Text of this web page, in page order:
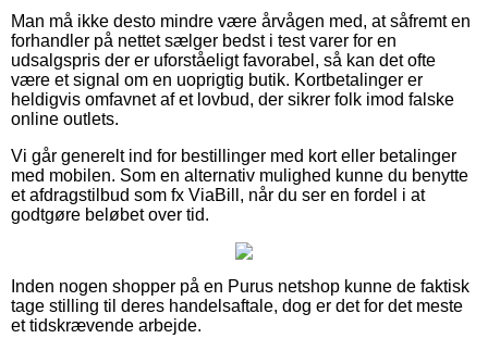
Man må ikke desto mindre være årvågen med, at såfremt en
forhandler på nettet sælger bedst i test varer for en
udsalgspris der er uforståeligt favorabel, så kan det ofte
være et signal om en uoprigtig butik. Kortbetalinger er
heldigvis omfavnet af et lovbud, der sikrer folk imod falske
online outlets.
Vi går generelt ind for bestillinger med kort eller betalinger
med mobilen. Som en alternativ mulighed kunne du benytte
et afdragstilbud som fx ViaBill, når du ser en fordel i at
godtgøre beløbet over tid.
Inden nogen shopper på en Purus netshop kunne de faktisk
tage stilling til deres handelsaftale, dog er det for det meste
et tidskrævende arbejde.